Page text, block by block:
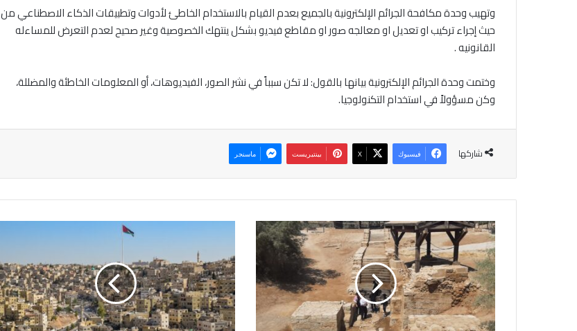
وتهيب وحدة مكافحة الجرائم الإلكترونية بالجميع بعدم القيام بالاستخدام الخاطئ لأدوات وتطبيقات الذكاء الاصطناعي من
حيث إجراء تركيب او تعديل او معالجه صور او مقاطع فيديو بشكل ينتهك الخصوصية وغير صحيح لعدم التعرض للمساءله
القانونيه .
وختمت وحدة الجرائم الإلكترونية بيانها بالقول: لا تكن سبباً في نشر الصور، الفيديوهات، أو المعلومات الخاطئة والمضللة،
وكن مسؤولاً في استخدام التكنولوجيا.
شاركها فيسبوك ‫X بينتيريست ماسنجر
و
ف
د
ا
ل
إ
ع
و
ا
ء
م
ع